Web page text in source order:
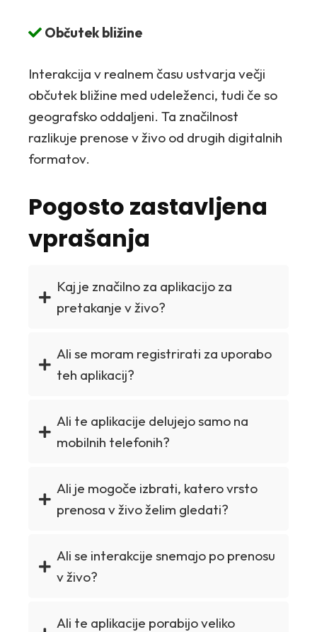
Občutek bližine
Interakcija v realnem času ustvarja večji
občutek bližine med udeleženci, tudi če so
geografsko oddaljeni. Ta značilnost
razlikuje prenose v živo od drugih digitalnih
formatov.
Pogosto zastavljena
vprašanja
Kaj je značilno za aplikacijo za
pretakanje v živo?
Ali se moram registrirati za uporabo
teh aplikacij?
Ali te aplikacije delujejo samo na
mobilnih telefonih?
Ali je mogoče izbrati, katero vrsto
prenosa v živo želim gledati?
Ali se interakcije snemajo po prenosu
v živo?
Ali te aplikacije porabijo veliko